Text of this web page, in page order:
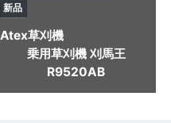
新品
Atex草刈機
乗用草刈機 刈馬王
R9520AB